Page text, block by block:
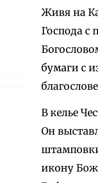
Живя на
Господа с
бумаги с
В келье
Он
икону